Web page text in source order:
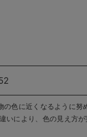
色に近くなるように努
いにより、色の見え方